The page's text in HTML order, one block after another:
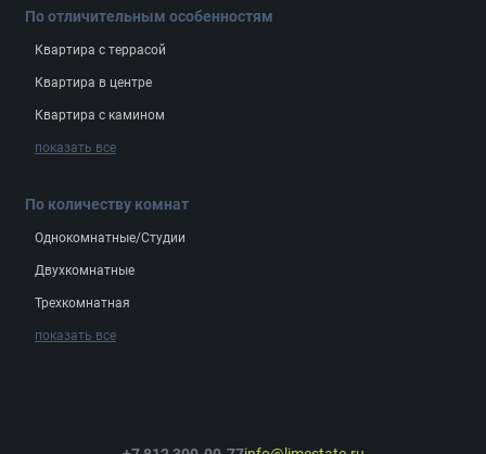
По отличительным особенностям
Квартира с террасой
Квартира в центре
Квартира с камином
показать все
По количеству комнат
Однокомнатные/Студии
Двухкомнатные
Трехкомнатная
показать все